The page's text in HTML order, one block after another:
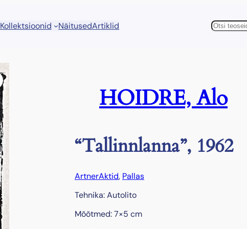
Kollektsioonid NäitusedArtiklid Otsing
HOIDRE, Alo
“Tallinnlanna”, 1962
ArtnerAktid, Pallas
Tehnika: Autolito
Mõõtmed: 7×5 cm